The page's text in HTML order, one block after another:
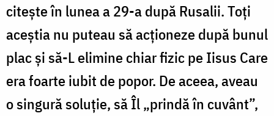
citește în lunea a 29-a după Rusalii. Toți
aceștia nu puteau să acționeze după bunul
plac și să-L elimine chiar fizic pe Iisus Care
era foarte iubit de popor. De aceea, aveau
o singură soluție, să Îl „prindă în cuvânt”,